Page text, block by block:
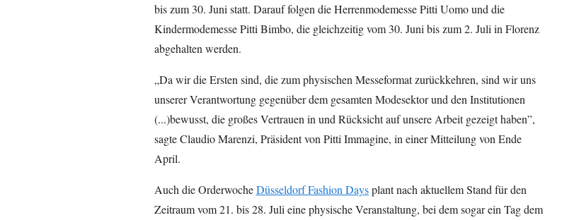
bis zum 30. Juni statt. Darauf folgen die Herrenmodemesse Pitti Uomo und die
Kindermodemesse Pitti Bimbo, die gleichzeitig vom 30. Juni bis zum 2. Juli in Florenz
abgehalten werden.
„Da wir die Ersten sind, die zum physischen Messeformat zurückkehren, sind wir uns
unserer Verantwortung gegenüber dem gesamten Modesektor und den Institutionen
(...)bewusst, die großes Vertrauen in und Rücksicht auf unsere Arbeit gezeigt haben”,
sagte Claudio Marenzi, Präsident von Pitti Immagine, in einer Mitteilung von Ende
April.
Auch die OrderwocheDüsseldorf Fashion Daysplant nach aktuellem Stand für den
Zeitraum vom 21. bis 28. Juli eine physische Veranstaltung, bei dem sogar ein Tag dem